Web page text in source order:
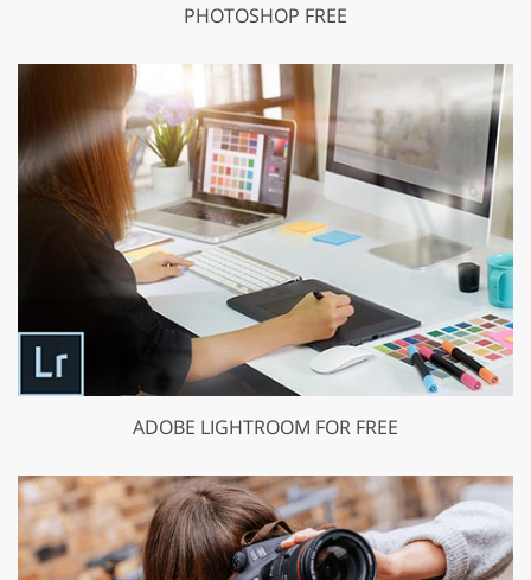
PHOTOSHOP FREE
ADOBE LIGHTROOM FOR FREE